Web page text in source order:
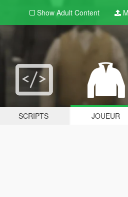
Show Adult Content
SCRIPTS JOUEUR